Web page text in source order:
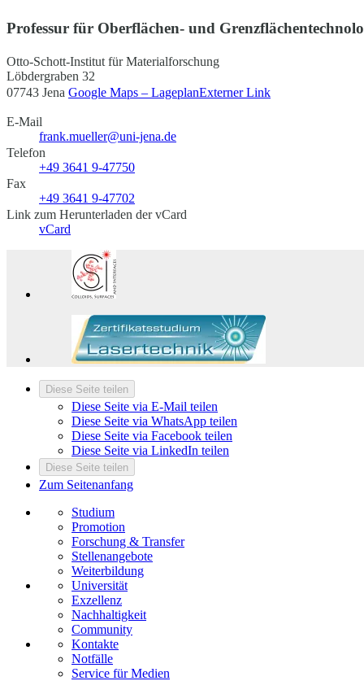
Professur für Oberflächen- und
Otto-Schott-Institut für Materialforschung
Löbdergraben 32
07743 Jena Google Maps – LageplanExterner Link
E-Mail
frank.mueller@uni-jena.de
Telefon
+49 3641 9-47750
Fax
+49 3641 9-47702
Link zum Herunterladen der vCard
vCard
Diese Seite teilen
Diese Seite via E-Mail teilen
Diese Seite via WhatsApp teilen
Diese Seite via Facebook teilen
Diese Seite via LinkedIn teilen
Diese Seite teilen
Zum Seitenanfang
Studium
Promotion
Forschung & Transfer
Stellenangebote
Weiterbildung
Universität
Exzellenz
Nachhaltigkeit
Community
Kontakte
Notfälle
Service für Medien